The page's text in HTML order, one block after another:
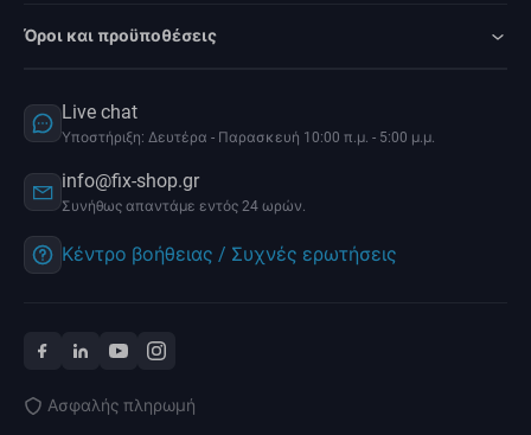
Όροι και προϋποθέσεις
Live chat
Υποστήριξη: Δευτέρα - Παρασκευή 10:00 π.μ. - 5:00 μ.μ.
info@fix-shop.gr
Συνήθως απαντάμε εντός 24 ωρών.
Κέντρο βοήθειας / Συχνές ερωτήσεις
Ασφαλής πληρωμή